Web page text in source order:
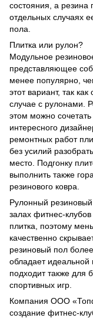
состояния, а резина
отдельных случаях
пола.
Плитка или рулон?
Модульное
представляющее
менее популярно,
этот вариант, так
случае с рулонами.
этом можно
интересного
ремонтных работ
без усилий
место. Подгонку
выполнить также
резинового ковра.
Рулонный
залах фитнес-
плитка, поэтому
качественно
резиновый пол
обладает
подходит также для
спортивных игр.
Компания ООО
создание фитнес-